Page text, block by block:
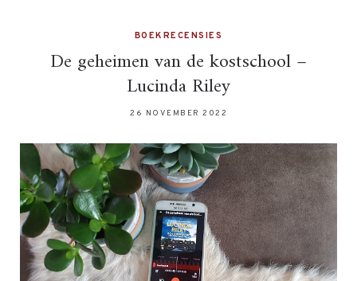
BOEKRECENSIES
De geheimen van de kostschool –
Lucinda Riley
26 NOVEMBER 2022